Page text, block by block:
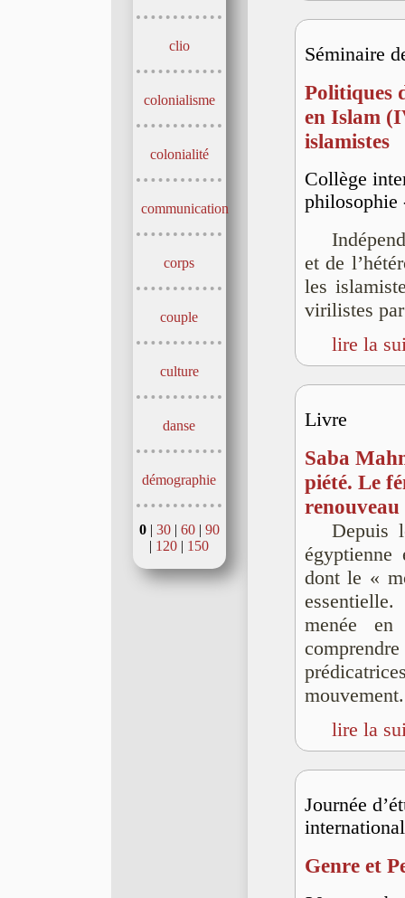
clio
colonialisme
colonialité
communication
corps
couple
culture
danse
démographie
0| 30| 60| 90
| 120 | 150
Séminaire
Politiques
en Islam
islamistes
Collège
philosophie
et de
les
virilistes
lire la
Livre
Saba
piété. Le
Depuis
égyptienne
dont le «
menée
mouvement.
lire la
Journée
Genre et